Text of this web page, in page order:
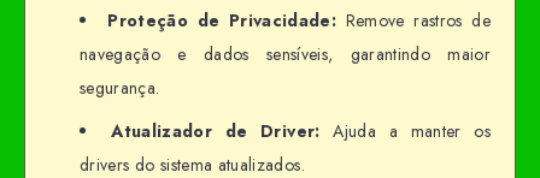
Proteção de Privacidade: Remove rastros de
navegação e dados sensíveis, garantindo maior
segurança.
Atualizador de Driver: Ajuda a manter os
drivers do sistema atualizados.